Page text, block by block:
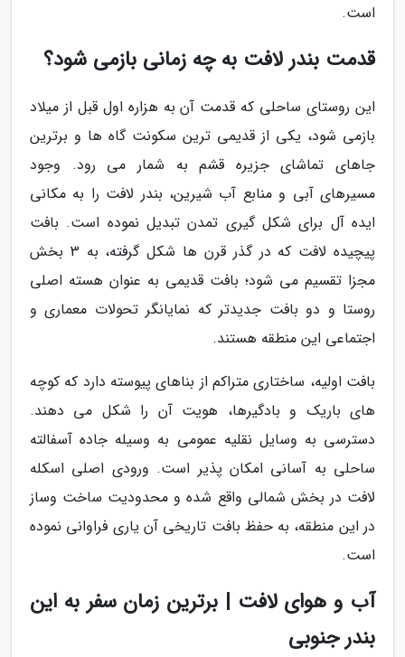
است.
قدمت بندر لافت به چه زمانی بازمی شود؟
این روستای ساحلی که قدمت آن به هزاره اول قبل از میلاد
بازمی شود، یکی از قدیمی ترین سکونت گاه ها و برترین
جاهای تماشای جزیره قشم به شمار می رود. وجود
مسیرهای آبی و منابع آب شیرین، بندر لافت را به مکانی
ایده آل برای شکل گیری تمدن تبدیل نموده است. بافت
پیچیده لافت که در گذر قرن ها شکل گرفته، به 3 بخش
مجزا تقسیم می شود؛ بافت قدیمی به عنوان هسته اصلی
روستا و دو بافت جدیدتر که نمایانگر تحولات معماری و
اجتماعی این منطقه هستند.
بافت اولیه، ساختاری متراکم از بناهای پیوسته دارد که کوچه
های باریک و بادگیرها، هویت آن را شکل می دهند.
دسترسی به وسایل نقلیه عمومی به وسیله جاده آسفالته
ساحلی به آسانی امکان پذیر است. ورودی اصلی اسکله
لافت در بخش شمالی واقع شده و محدودیت ساخت وساز
در این منطقه، به حفظ بافت تاریخی آن یاری فراوانی نموده
است.
آب و هوای لافت | برترین زمان سفر به این
بندر جنوبی